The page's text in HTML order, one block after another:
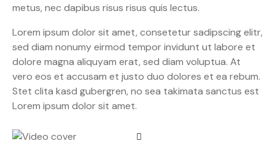
metus, nec dapibus risus risus quis lectus.
Lorem ipsum dolor sit amet, consetetur sadipscing elitr,
sed diam nonumy eirmod tempor invidunt ut labore et
dolore magna aliquyam erat, sed diam voluptua. At
vero eos et accusam et justo duo dolores et ea rebum.
Stet clita kasd gubergren, no sea takimata sanctus est
Lorem ipsum dolor sit amet.